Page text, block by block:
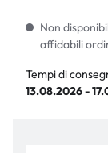
Non
affidabili
Tempi di
13.08.2026 -